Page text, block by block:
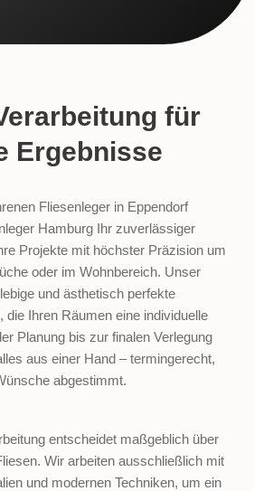
für
Ergebnisse
Fliesenleger in Eppendorf
Hamburg Ihr zuverlässiger
Projekte mit höchster Präzision um
oder im Wohnbereich. Unser
und ästhetisch perfekte
die Ihren Räumen eine individuelle
Planung bis zur finalen Verlegung
aus einer Hand – termingerecht,
abgestimmt.
entscheidet maßgeblich über
Wir arbeiten ausschließlich mit
und modernen Techniken, um ein